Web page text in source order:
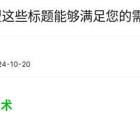
些标题能够满足您的
10-20